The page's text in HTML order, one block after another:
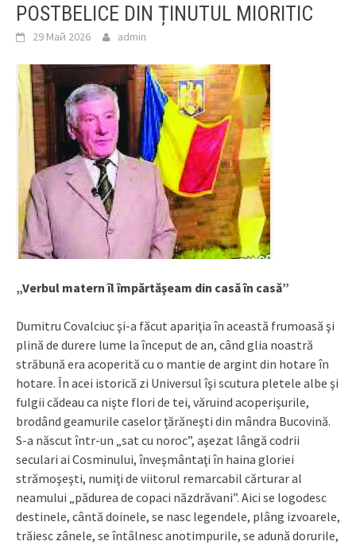
POSTBELICE DIN ȚINUTUL MIORITIC
29 Май 2026 admin
„Verbul matern îl împărtăşeam din casă în casă”
Dumitru Covalciuc şi-a făcut apariţia în această frumoasă şi
plină de durere lume la început de an, când glia noastră
străbună era acoperită cu o mantie de argint din hotare în
hotare. În acei istorică zi Universul îşi scutura pletele albe şi
fulgii cădeau ca nişte flori de tei, văruind acoperişurile,
brodând geamurile caselor ţărăneşti din mândra Bucovină.
S-a născut într-un „sat cu noroc”, aşezat lângă codrii
seculari ai Cosminului, înveşmântaţi în haina gloriei
strămoşeşti, numiţi de viitorul remarcabil cărturar al
neamului „pădurea de copaci năzdrăvani”. Aici se logodesc
destinele, cântă doinele, se nasc legendele, plâng izvoarele,
trăiesc zânele, se întâlnesc anotimpurile, se adună dorurile,